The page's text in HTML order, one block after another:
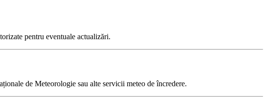
pentru eventuale actualizări.
de Meteorologie sau alte servicii meteo de încredere.